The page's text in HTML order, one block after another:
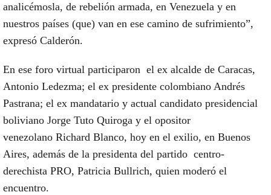
analicémosla, de rebelión armada, en Venezuela y en
nuestros países (que) van en ese camino de sufrimiento”,
expresó Calderón.
En ese foro virtual participaron el ex alcalde de Caracas,
Antonio Ledezma; el ex presidente colombiano Andrés
Pastrana; el ex mandatario y actual candidato presidencial
boliviano Jorge Tuto Quiroga y el opositor
venezolano Richard Blanco, hoy en el exilio, en Buenos
Aires, además de la presidenta del partido centro-
derechista PRO, Patricia Bullrich, quien moderó el
encuentro.